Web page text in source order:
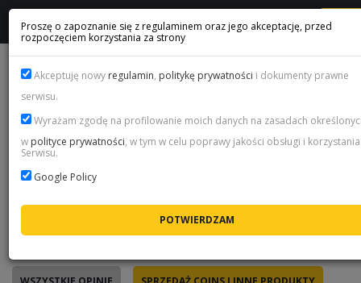
FIFA COINS OPINIE KLIENTÓW
Prawdziwe opinie - tylko po zakupie
Każdą opinię na tej stronie wystawił klient po
zrealizowanym zamówieniu - przez jednorazowy link, który
zewnątrz, dlatego poniżej czytasz prawdziwe
doświadczenia z naszym sklepem, a nie marketing.
Proszę o zapoznanie się z regulaminem oraz jego akceptację, przed
rozpoczęciem korzystania za strony
Akceptuję nowy regulamin, politykę prywatności i dokumenty prawne
serwisu.
Wyrażam zgodę na profilowanie moich danych na zasadach
w polityce prywatności, w tym w celu poprawy jakości obsługi i
Serwisu.
Google Policy